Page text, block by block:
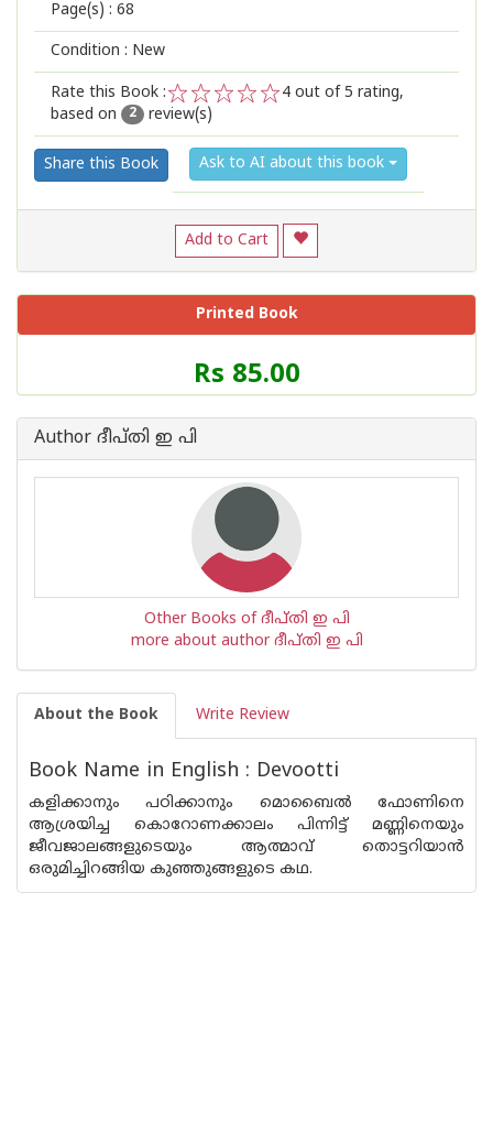
Page(s) : 68
Condition : New
Rate this Book :
2
1
4 out of 5 rating,
based on
2 review(s)
Share this Book Ask to AI about this book
Add to Cart
Printed Book
Price
of
Book
Rs 85.00
Author ദീപ്തി ഇ പി
Other Books of ദീപ്തി ഇ പി
more about author ദീപ്തി ഇ പി
About the Book Write Review
Book Name in English : Devootti
കളിക്കാനും പഠിക്കാനും മൊബൈല്‍ ഫോണിനെ
ആശ്രയിച്ച കൊറോണക്കാലം പിന്നിട്ട് മണ്ണിനെയും
ജീവജാലങ്ങളുടെയും ആത്മാവ് തൊട്ടറിയാന്‍
ഒരുമിച്ചിറങ്ങിയ കുഞ്ഞുങ്ങളുടെ കഥ.